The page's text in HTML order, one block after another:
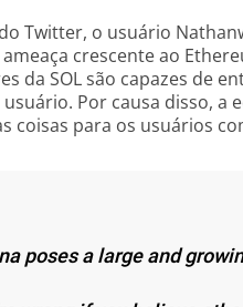
Twitter, o usuário
crescente ao
da SOL são capazes de
Por causa disso, a
coisas para os usuários
poses a large and